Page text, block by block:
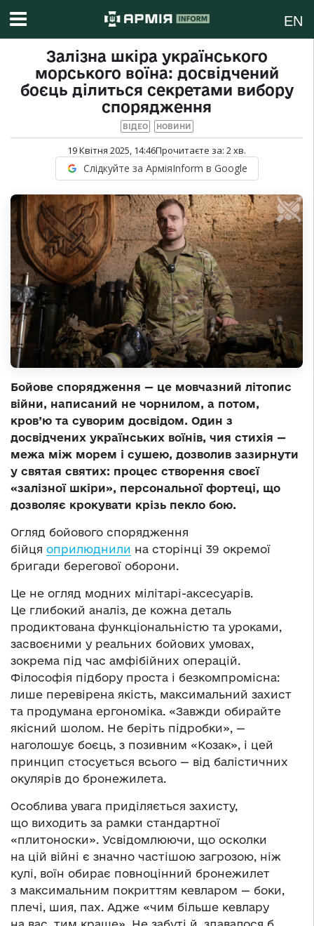
EN
Залізна шкіра українського
морського воїна: досвідчений
боєць ділиться секретами вибору
спорядження
ВІДЕО НОВИНИ
19 Квітня 2025, 14:46Прочитаєте за: 2хв.
Слідкуйте за АрміяInform в Google
Бойове спорядження — це мовчазний літопис
війни, написаний не чорнилом, а потом,
кров’ю та суворим досвідом. Один з
досвідчених українських воїнів, чия стихія —
межа між морем і сушею, дозволив зазирнути
у святая святих: процес створення своєї
«залізної шкіри», персональної фортеці, що
дозволяє крокувати крізь пекло бою.
Огляд бойового спорядження
бійця оприлюднили на сторінці 39 окремої
бригади берегової оборони.
Це не огляд модних мілітарі-аксесуарів.
Це глибокий аналіз, де кожна деталь
продиктована функціональністю та уроками,
засвоєними у реальних бойових умовах,
зокрема під час амфібійних операцій.
Філософія підбору проста і безкомпромісна:
лише перевірена якість, максимальний захист
та продумана ергономіка. «Завжди обирайте
якісний шолом. Не беріть підробки», —
наголошує боєць, з позивним «Козак», і цей
принцип стосується всього — від балістичних
окулярів до бронежилета.
Особлива увага приділяється захисту,
що виходить за рамки стандартної
«плитоноски». Усвідомлюючи, що осколки
на цій війні є значно частішою загрозою, ніж
кулі, воїн обирає повноцінний бронежилет
з максимальним покриттям кевларом — боки,
плечі, шия, пах. Адже «чим більше кевлару